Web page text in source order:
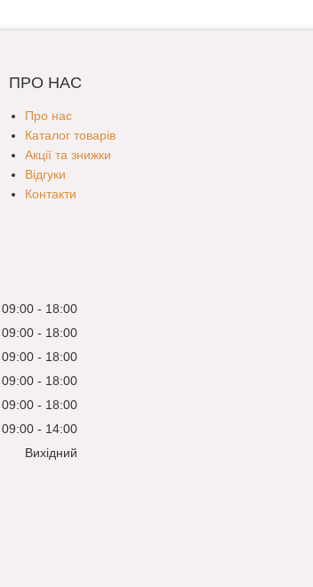
ПРО НАС
Про нас
Каталог товарів
Акції та знижки
Відгуки
Контакти
09:00
18:00
09:00
18:00
09:00
18:00
09:00
18:00
09:00
18:00
09:00
14:00
Вихідний